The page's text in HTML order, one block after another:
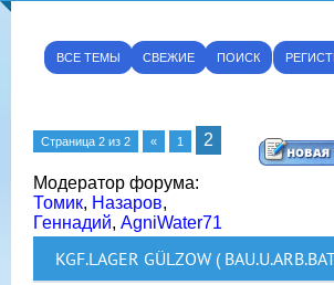
ВСЕ ТЕМЫ СВЕЖИЕ ПОИСК
Страница 2 из 2 « 1 2
Модератор форума:
Томик, Назаров,
Геннадий, AgniWater71
KGF.LAGER GÜLZOW (